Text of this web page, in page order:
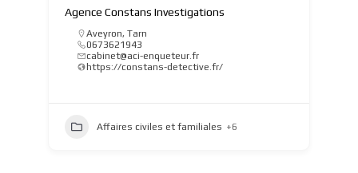
Agence Constans Investigations
Aveyron, Tarn
0673621943
cabinet@aci-enqueteur.fr
https://constans-detective.fr/
Affaires civiles et familiales +6